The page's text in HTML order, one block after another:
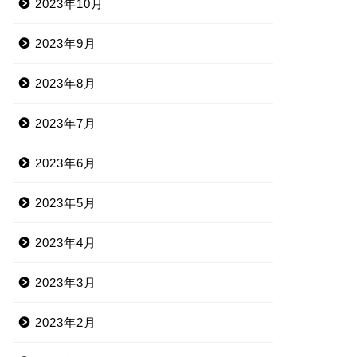
2023年10月
2023年9月
2023年8月
2023年7月
2023年6月
2023年5月
2023年4月
2023年3月
2023年2月